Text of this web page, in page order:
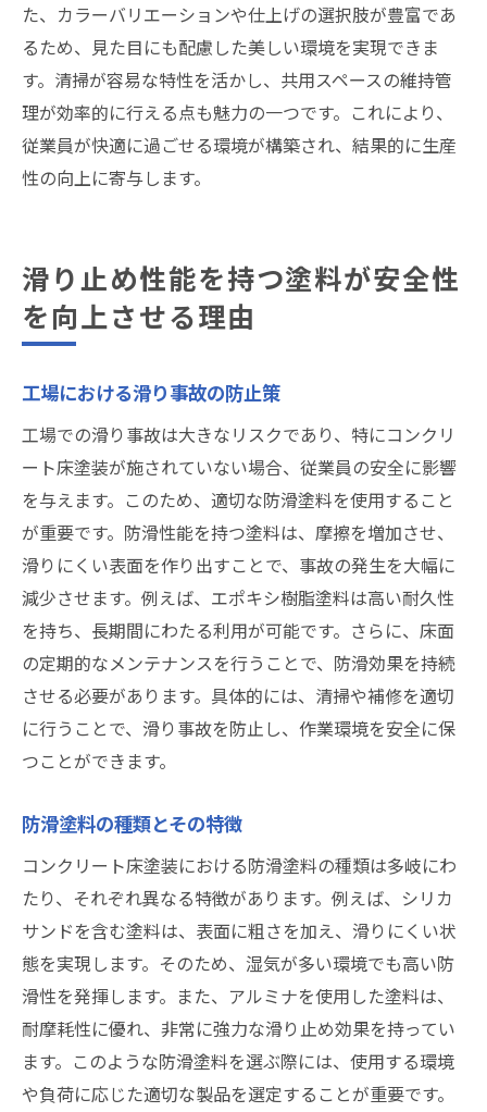
た、カラーバリエーションや仕上げの選択肢が豊富であ
るため、見た目にも配慮した美しい環境を実現できま
す。清掃が容易な特性を活かし、共用スペースの維持管
理が効率的に行える点も魅力の一つです。これにより、
従業員が快適に過ごせる環境が構築され、結果的に生産
性の向上に寄与します。
滑り止め性能を持つ塗料が安全性
を向上させる理由
工場における滑り事故の防止策
工場での滑り事故は大きなリスクであり、特にコンクリ
ート床塗装が施されていない場合、従業員の安全に影響
を与えます。このため、適切な防滑塗料を使用すること
が重要です。防滑性能を持つ塗料は、摩擦を増加させ、
滑りにくい表面を作り出すことで、事故の発生を大幅に
減少させます。例えば、エポキシ樹脂塗料は高い耐久性
を持ち、長期間にわたる利用が可能です。さらに、床面
の定期的なメンテナンスを行うことで、防滑効果を持続
させる必要があります。具体的には、清掃や補修を適切
に行うことで、滑り事故を防止し、作業環境を安全に保
つことができます。
防滑塗料の種類とその特徴
コンクリート床塗装における防滑塗料の種類は多岐にわ
たり、それぞれ異なる特徴があります。例えば、シリカ
サンドを含む塗料は、表面に粗さを加え、滑りにくい状
態を実現します。そのため、湿気が多い環境でも高い防
滑性を発揮します。また、アルミナを使用した塗料は、
耐摩耗性に優れ、非常に強力な滑り止め効果を持ってい
ます。このような防滑塗料を選ぶ際には、使用する環境
や負荷に応じた適切な製品を選定することが重要です。